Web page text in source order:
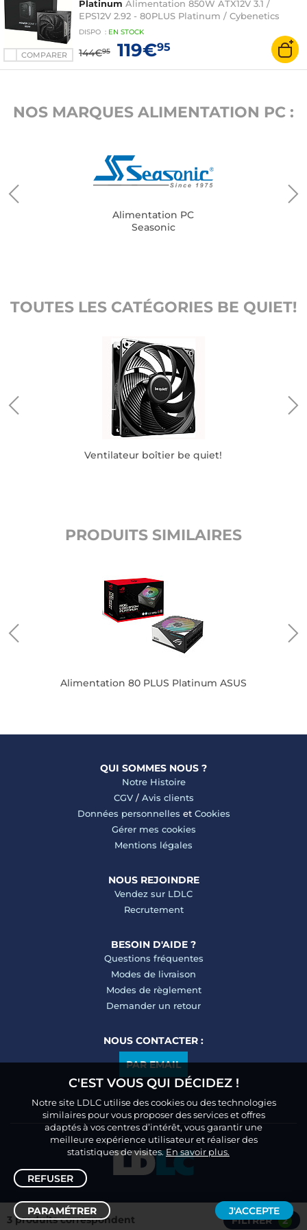
Trier /Filtrer
3 produits correspondent FILTRER 2
COMPARER
Platinum Alimentation 850W ATX12V 3.1 /
EPS12V 2.92 - 80PLUS Platinum / Cybenetics
Platinum
DISPO : EN STOCK
144€95 119€95
NOS MARQUES ALIMENTATION PC :
Alimentation PC
Seasonic
TOUTES LES CATÉGORIES BE QUIET!
Ventilateur boîtier be quiet!
PRODUITS SIMILAIRES
Alimentation 80 PLUS Platinum ASUS
QUI SOMMES NOUS ?
Notre Histoire
CGV/ Avis clients
Données personnelles et Cookies
Gérer mes cookies
Mentions légales
NOUS REJOINDRE
Vendez sur LDLC
Recrutement
BESOIN D'AIDE ?
Questions fréquentes
Modes de livraison
Modes de règlement
Demander un retour
NOUS CONTACTER :
PAR EMAIL
C'EST VOUS QUI DÉCIDEZ !
Notre site LDLC utilise des cookies ou des technologies
similaires pour vous proposer des services et offres
adaptés à vos centres d’intérêt, vous garantir une
meilleure expérience utilisateur et réaliser des
statistiques de visites.En savoir plus.
REFUSER
PARAMÉTRER J'ACCEPTE